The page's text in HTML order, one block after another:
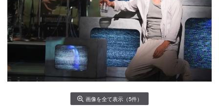
画像を全て表示（5件）